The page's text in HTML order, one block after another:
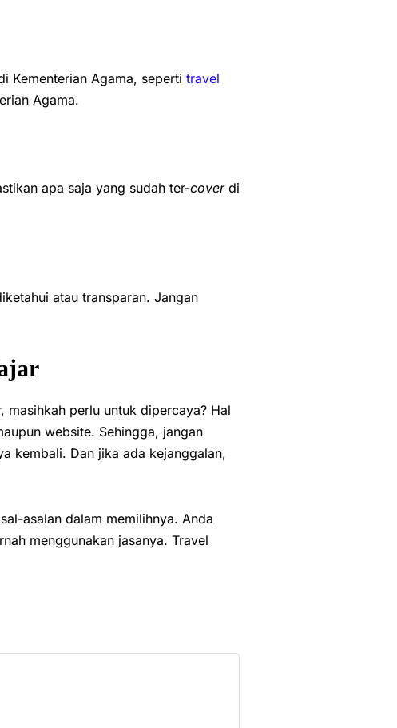
Kementerian Agama, seperti travel
Agama.
apa saja yang sudah ter-coverdi
atau transparan. Jangan
masihkah perlu untuk dipercaya? Hal
website. Sehingga, jangan
kembali. Dan jika ada kejanggalan,
asalan dalam memilihnya. Anda
menggunakan jasanya. Travel